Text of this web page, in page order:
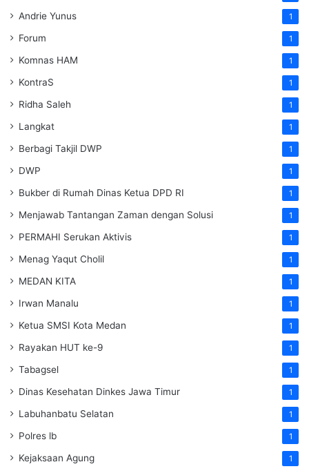
Andrie Yunus 1
Forum 1
Komnas HAM 1
KontraS 1
Ridha Saleh 1
Langkat 1
Berbagi Takjil DWP 1
DWP 1
Bukber di Rumah Dinas Ketua DPD RI 1
Menjawab Tantangan Zaman dengan Solusi 1
PERMAHI Serukan Aktivis 1
Menag Yaqut Cholil 1
MEDAN KITA 1
Irwan Manalu 1
Ketua SMSI Kota Medan 1
Rayakan HUT ke-9 1
Tabagsel 1
Dinas Kesehatan Dinkes Jawa Timur 1
Labuhanbatu Selatan 1
Polres lb 1
Kejaksaan Agung 1